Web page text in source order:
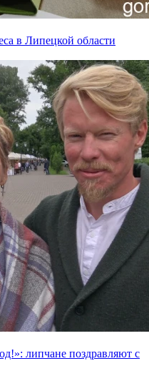
в Липецкой области
липчане поздравляют с